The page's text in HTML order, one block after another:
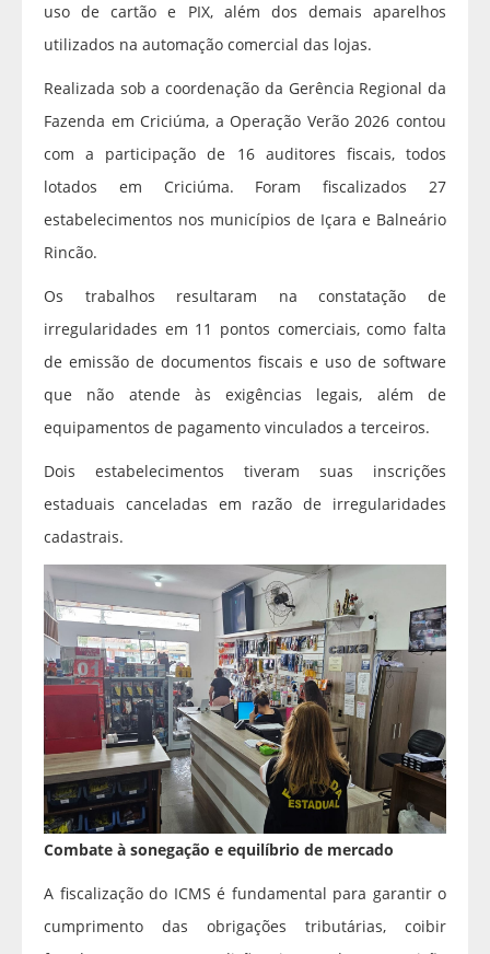
uso de cartão e PIX, além dos demais aparelhos
utilizados na automação comercial das lojas.
Realizada sob a coordenação da Gerência Regional da
Fazenda em Criciúma, a Operação Verão 2026 contou
com a participação de 16 auditores fiscais, todos
lotados em Criciúma. Foram fiscalizados 27
estabelecimentos nos municípios de Içara e Balneário
Rincão.
Os trabalhos resultaram na constatação de
irregularidades em 11 pontos comerciais, como falta
de emissão de documentos fiscais e uso de software
que não atende às exigências legais, além de
equipamentos de pagamento vinculados a terceiros.
Dois estabelecimentos tiveram suas inscrições
estaduais canceladas em razão de irregularidades
cadastrais.
Combate à sonegação e equilíbrio de mercado
A fiscalização do ICMS é fundamental para garantir o
cumprimento das obrigações tributárias, coibir